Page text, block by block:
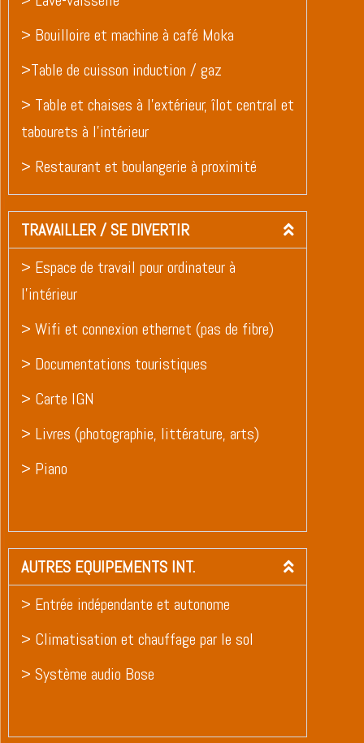
> Bouilloire et machine à café Moka
>Table de cuisson induction / gaz
> Table et chaises à l’extérieur, îlot central et
tabourets à l’intérieur
> Restaurant et boulangerie à proximité
TRAVAILLER / SE DIVERTIR
> Espace de travail pour ordinateur à
l’intérieur
> Wifi et connexion ethernet (pas de fibre)
> Documentations touristiques
> Carte IGN
> Livres (photographie, littérature, arts)
> Piano
AUTRES EQUIPEMENTS INT.
> Entrée indépendante et autonome
> Climatisation et chauffage par le sol
> Système audio Bose